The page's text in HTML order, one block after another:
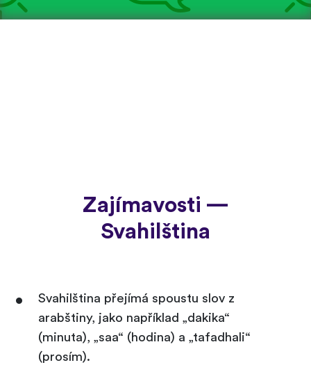
Zajímavosti —
Svahilština
Svahilština přejímá spoustu slov z
arabštiny, jako například „dakika“
(minuta), „saa“ (hodina) a „tafadhali“
(prosím).